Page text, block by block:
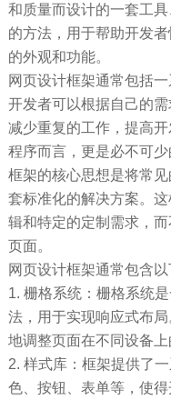
和质量而设计的一套工
的方法，用于帮助开发
的外观和功能。
网页设计框架通常包括
开发者可以根据自己的
减少重复的工作，提高
程序而言，更是必不可少
框架的核心思想是将常
套标准化的解决方案。
辑和特定的定制需求，
页面。
网页设计框架通常包含以
1. 栅格系统：栅格系统
法，用于实现响应式布
地调整页面在不同设备
2. 样式库：框架提供了
色、按钮、表单等，使